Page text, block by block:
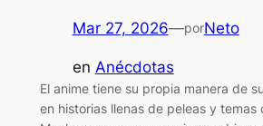
Mar 27, 2026—porNeto
en Anécdotas
El anime tiene su propia manera de
en historias llenas de peleas y temas